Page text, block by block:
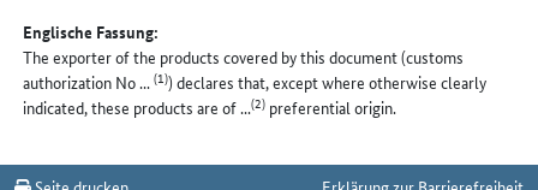
Englische Fassung:
The exporter of the products covered by this document (customs
authorization No ...(1)) declares that, except where otherwise clearly
indicated, these products are of ...(2) preferential origin.